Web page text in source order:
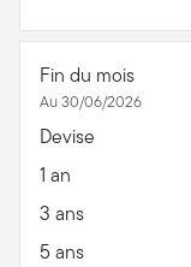
Fin du mois
Au 30/06/2026
Devise
1 an
3 ans
5 ans